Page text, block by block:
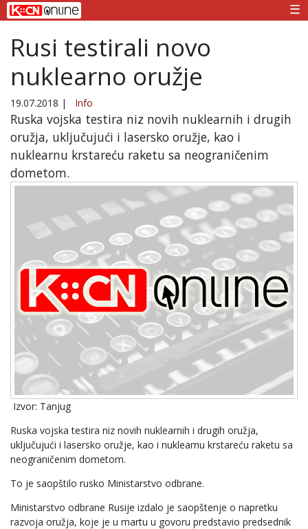
☰
Rusi testirali novo
nuklearno oružje
19.07.2018 | Info
Ruska vojska testira niz novih nuklearnih i drugih
oružja, uključujući i lasersko oružje, kao i
nuklearnu krstareću raketu sa neograničenim
dometom.
Izvor: Tanjug
Ruska vojska testira niz novih nuklearnih i drugih oružja,
uključujući i lasersko oružje, kao i nuklearnu krstareću raketu sa
neograničenim dometom.
To je saopštilo rusko Ministarstvo odbrane.
Ministarstvo odbrane Rusije izdalo je saopštenje o napretku
razvoja oružja, koje je u martu u govoru predstavio predsednik